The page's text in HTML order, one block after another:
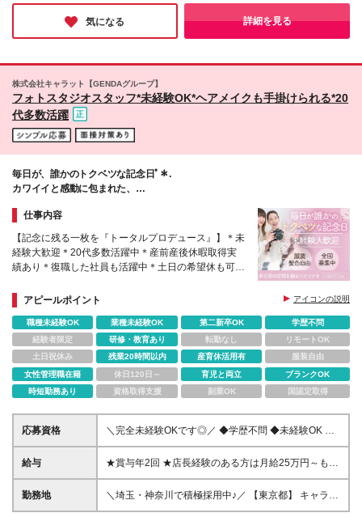
代々木3-40-7 ■大阪事務所 大阪府大阪市北区中津1-
11-1 中津センタービル 4F ※(変更の範囲)上記を除く
た。取材後の和気あいあいとした様子からも、みなさんが生き生
きと働いていることがよく分かりました。
気になる 詳細を見る
株式会社キャラット【GENDAグループ】
フォトスタジオスタッフ*未経験OK*ヘアメイクも手掛けられる*20
代多数活躍
毎日が、誰かのトクベツな記念日ﾟ＊.
カワイイと感動に包まれた、
仕事内容
【記念に残る一枚を『トータルプロデュース』】＊未
経験大歓迎＊20代多数活躍中＊産前産後休暇取得実
績あり＊復職した社員も活躍中＊土日の希望休も可＊
アピールポイント
アイコンの説明
職種未経験OK 業種未経験OK 第二新卒OK
学歴不問
経験者限定
研修・教育あり 転勤なし
リモートOK
土日祝休み
残業20時間以内 産育休活用有
服装自由
女性管理職在籍
休日120日～ 育児と両立
ブランクOK
時短勤務あり
資格取得支援 副業OK 国認定取得
応募資格
＼完全未経験OKです◎／ ◆学歴不問 ◆未経験OK ＼
こんな方大歓迎／ ◆人の喜んでいる姿や喜んでもら
うことが好きな方 ◆ヘアメイクや写真撮影など一貫
な方 ◆イベントを企画することが好きな方
給与
★賞与年2回 ★店長経験のある方は月給25万円～も可
★入社3年で店長へのキャリアアップも！ 【東京・神
奈川】月給21万円（地域手当2万含む）～＋諸手当＋
勤務地
＼埼玉・神奈川で積極採用中♪／ 【東京都】 キャラッ
トららテラス北綾瀬 キャラット二子玉川ライズ キャ